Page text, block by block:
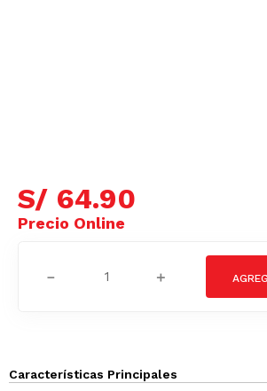
S/ 64.90
＋
－
Características Principales